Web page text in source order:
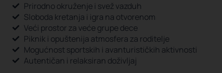
Prirodno okruženje i svež vazduh
Sloboda kretanja i igra na otvorenom
Veći prostor za veće grupe dece
Piknik i opuštenija atmosfera za roditelje
Mogućnost sportskih i avanturističkih aktivnosti
Autentičan i relaksiran doživljaj